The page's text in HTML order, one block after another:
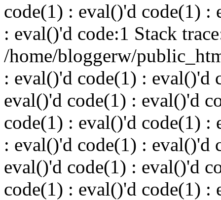
code(1) : eval()'d code(1) :
: eval()'d code:1 Stack
/home/bloggerw/
: eval()'d code(1) : eval()'d
eval()'d code(1) : eval()'d
code(1) : eval()'d code(1) :
: eval()'d code(1) : eval()'d
eval()'d code(1) : eval()'d
code(1) : eval()'d code(1) :